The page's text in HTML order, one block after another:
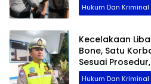
Hukum Dan Kriminal
Kecelakaan
Bone, Satu
Sesuai
Berspekulasi
Hukum Dan Kriminal